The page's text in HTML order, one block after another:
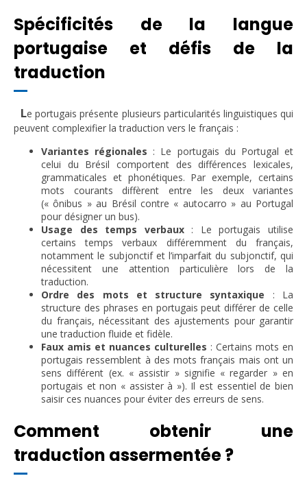
Spécificités de la langue
portugaise et défis de la
traduction
Le portugais présente plusieurs particularités linguistiques qui
peuvent complexifier la traduction vers le français :
Variantes régionales : Le portugais du Portugal et
celui du Brésil comportent des différences lexicales,
grammaticales et phonétiques. Par exemple, certains
mots courants diffèrent entre les deux variantes
(« ônibus » au Brésil contre « autocarro » au Portugal
pour désigner un bus).
Usage des temps verbaux: Le portugais utilise
certains temps verbaux différemment du français,
notamment le subjonctif et l’imparfait du subjonctif, qui
nécessitent une attention particulière lors de la
traduction.
Ordre des mots et structure syntaxique : La
structure des phrases en portugais peut différer de celle
du français, nécessitant des ajustements pour garantir
une traduction fluide et fidèle.
Faux amis et nuances culturelles : Certains mots en
portugais ressemblent à des mots français mais ont un
sens différent (ex. « assistir » signifie « regarder » en
portugais et non « assister à »). Il est essentiel de bien
saisir ces nuances pour éviter des erreurs de sens.
Comment obtenir une
traduction assermentée ?